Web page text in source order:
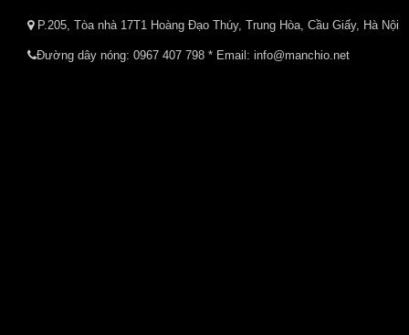
P.205, Tòa nhà 17T1 Hoàng Đạo Thúy, Trung Hòa, Cầu Giấy, Hà Nội
Đường dây nóng: 0967 407 798 * Email: info@manchio.net